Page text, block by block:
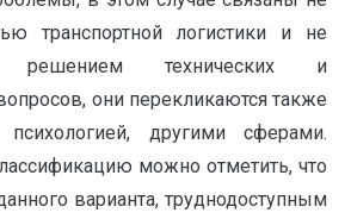
транспортной логистики и не
решением технических и
они перекликаются также
другими сферами.
можно отметить, что
варианта, труднодоступным